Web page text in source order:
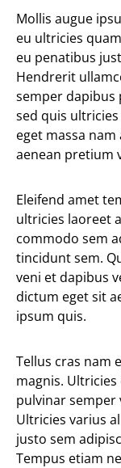
Mollis augue
eu ultricies
eu penatibus
Hendrerit
semper dapibus
sed quis
eget massa
aenean pretium
Eleifend amet
ultricies laoreet
commodo sem
tincidunt sem.
veni et dapibus
dictum eget sit
ipsum quis.
Tellus cras nam
magnis.
pulvinar
Ultricies varius
justo sem
Tempus etiam